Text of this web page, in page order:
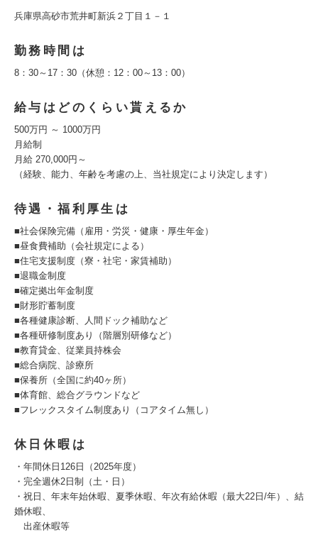
兵庫県高砂市荒井町新浜２丁目１－１
勤務時間は
8：30～17：30（休憩：12：00～13：00）
給与はどのくらい貰えるか
500万円 ～ 1000万円
月給制
月給 270,000円～
（経験、能力、年齢を考慮の上、当社規定により決定します）
待遇・福利厚生は
■社会保険完備（雇用・労災・健康・厚生年金）
■昼食費補助（会社規定による）
■住宅支援制度（寮・社宅・家賃補助）
■退職金制度
■確定拠出年金制度
■財形貯蓄制度
■各種健康診断、人間ドック補助など
■各種研修制度あり（階層別研修など）
■教育貸金、従業員持株会
■総合病院、診療所
■保養所（全国に約40ヶ所）
■体育館、総合グラウンドなど
■フレックスタイム制度あり（コアタイム無し）
休日休暇は
・年間休日126日（2025年度）
・完全週休2日制（土・日）
・祝日、年末年始休暇、夏季休暇、年次有給休暇（最大22日/年）、結
婚休暇、
出産休暇等